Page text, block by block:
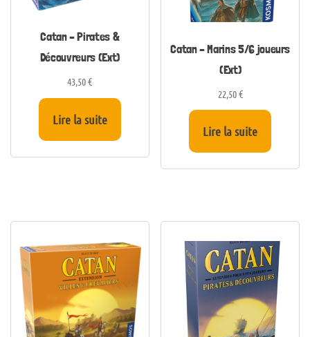
Catan – Pirates &
Découvreurs (Ext)
43,50€
Lire la suite
Catan – Marins 5/6 joueurs
(Ext)
22,50€
Lire la suite